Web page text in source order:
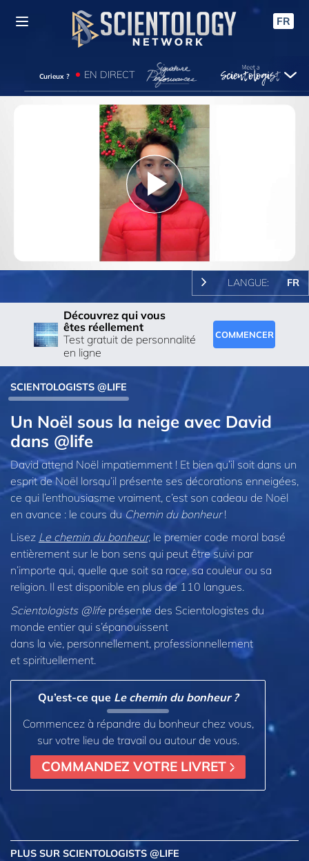
FR
Curieux ? EN DIRECT
Play
Video
LANGUE: FR
Découvrez qui vous
êtes réellement
Test gratuit de personnalité
en ligne
COMMENCER
SCIENTOLOGISTS @LIFE
Un Noël sous la neige avec David
dans @life
David attend Noël impatiemment ! Et bien qu’il soit dans un
esprit de Noël lorsqu’il présente ses décorations enneigées,
ce qui l’enthousiasme vraiment, c’est son cadeau de Noël
en avance : le cours duChemin du bonheur!
Lisez Le chemin du bonheur, le premier code moral basé
entièrement sur le bon sens qui peut être suivi par
n’importe qui, quelle que soit sa race, sa couleur ou sa
religion. Il est disponible en plus de 110 langues.
Scientologists @life présente des Scientologistes du
monde entier qui s’épanouissent
dans la vie, personnellement, professionnellement
et spirituellement.
Qu’est-ce que Le chemin du bonheur ?
Commencez à répandre du bonheur chez vous,
sur votre lieu de travail ou autour de vous.
COMMANDEZ VOTRE LIVRET
PLUS SUR SCIENTOLOGISTS @LIFE